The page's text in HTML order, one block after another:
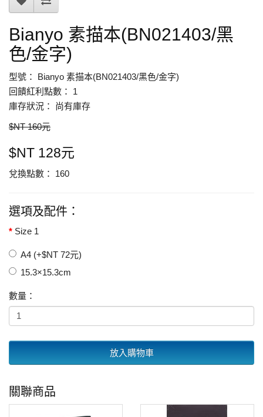
Bianyo 素描本(BN021403/黑
色/金字)
型號： Bianyo 素描本(BN021403/黑色/金字)
回饋紅利點數： 1
庫存狀況： 尚有庫存
$NT 160元
$NT 128元
兌換點數： 160
選項及配件：
Size 1
A4 (+$NT 72元)
15.3×15.3cm
數量：
放入購物車
關聯商品